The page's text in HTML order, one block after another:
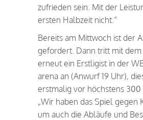
zufrieden sein. Mit der
ersten Halbzeit nicht.“
Bereits am Mittwoch ist der
gefordert. Dann tritt mit dem
erneut ein Erstligist in der
arena an (Anwurf 19 Uhr),
erstmalig vor höchstens 300
„Wir haben das Spiel gegen
um auch die Abläufe und